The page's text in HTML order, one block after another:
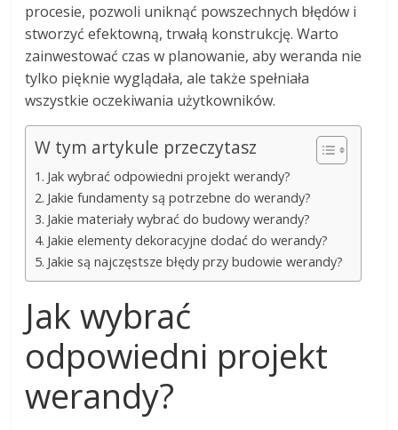
procesie, pozwoli uniknąć powszechnych błędów i
stworzyć efektowną, trwałą konstrukcję. Warto
zainwestować czas w planowanie, aby weranda nie
tylko pięknie wyglądała, ale także spełniała
wszystkie oczekiwania użytkowników.
W tym artykule przeczytasz
Jak wybrać odpowiedni projekt werandy?
Jakie fundamenty są potrzebne do werandy?
Jakie materiały wybrać do budowy werandy?
Jakie elementy dekoracyjne dodać do werandy?
Jakie są najczęstsze błędy przy budowie werandy?
Jak wybrać
odpowiedni projekt
werandy?